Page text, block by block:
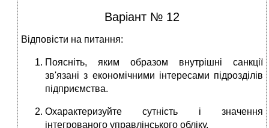
Варіант № 12
Відповісти на питання:
Поясніть, яким образом внутрішні санкції
зв'язані з економічними інтересами підрозділів
підприємства.
Охарактеризуйте сутність і значення
інтегрованого управлінського обліку.